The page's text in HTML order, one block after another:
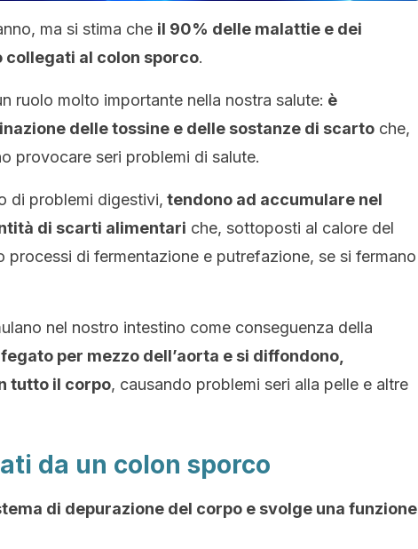
ma si stima che il 90% delle malattie e dei
collegati al colon sporco.
ruolo molto importante nella nostra salute: è
delle tossine e delle sostanze di scarto che,
provocare seri problemi di salute.
di problemi digestivi, tendono ad accumulare nel
di scarti alimentari che, sottoposti al calore del
processi di fermentazione e putrefazione, se si fermano
nel nostro intestino come conseguenza della
per mezzo dell’aorta e si diffondono,
tutto il corpo, causando problemi seri alla pelle e altre
da un colon sporco
di depurazione del corpo e svolge una funzione